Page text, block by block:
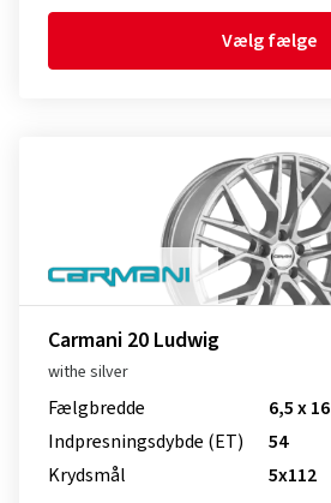
Vælg fælge
Carmani 20 Ludwig
withe silver
Fælgbredde
6,5 x 16
Indpresnings­dybde (ET)
54
Krydsmål
5x112